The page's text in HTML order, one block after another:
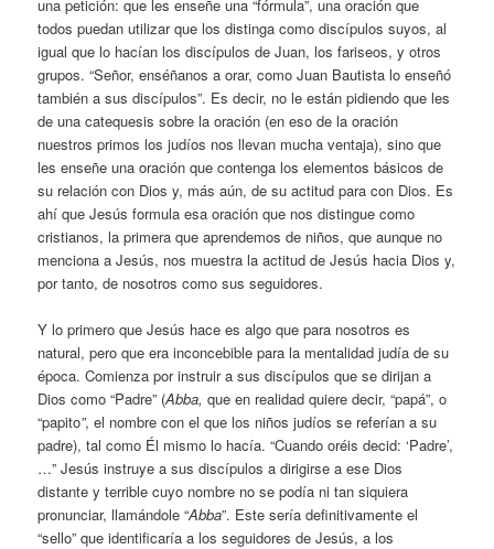
una petición: que les enseñe una “fórmula”, una oración que
todos puedan utilizar que los distinga como discípulos suyos, al
igual que lo hacían los discípulos de Juan, los fariseos, y otros
grupos. “Señor, enséñanos a orar, como Juan Bautista lo enseñó
también a sus discípulos”. Es decir, no le están pidiendo que les
de una catequesis sobre la oración (en eso de la oración
nuestros primos los judíos nos llevan mucha ventaja), sino que
les enseñe una oración que contenga los elementos básicos de
su relación con Dios y, más aún, de su actitud para con Dios. Es
ahí que Jesús formula esa oración que nos distingue como
cristianos, la primera que aprendemos de niños, que aunque no
menciona a Jesús, nos muestra la actitud de Jesús hacia Dios y,
por tanto, de nosotros como sus seguidores.
Y lo primero que Jesús hace es algo que para nosotros es
natural, pero que era inconcebible para la mentalidad judía de su
época. Comienza por instruir a sus discípulos que se dirijan a
Dios como “Padre” (Abba,que en realidad quiere decir, “papá”, o
“papito”, el nombre con el que los niños judíos se referían a su
padre), tal como Él mismo lo hacía. “Cuando oréis decid: ‘Padre’,
…” Jesús instruye a sus discípulos a dirigirse a ese Dios
distante y terrible cuyo nombre no se podía ni tan siquiera
pronunciar, llamándole “Abba”. Este sería definitivamente el
“sello” que identificaría a los seguidores de Jesús, a los